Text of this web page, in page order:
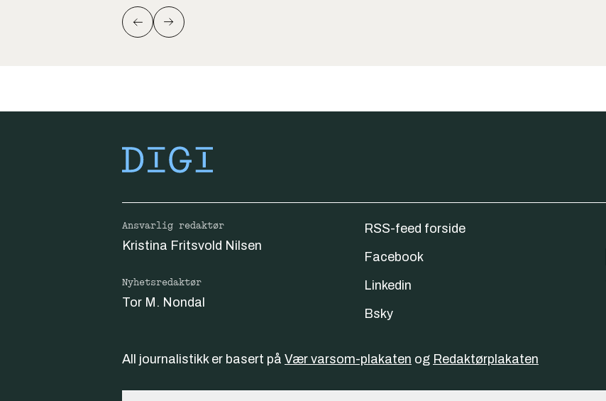
Ansvarlig redaktør
Kristina Fritsvold Nilsen
Nyhetsredaktør
Tor M. Nondal
RSS-feed forside
Facebook
Linkedin
Bsky
All journalistikk er basert på Vær varsom-plakaten og Redaktørplakaten